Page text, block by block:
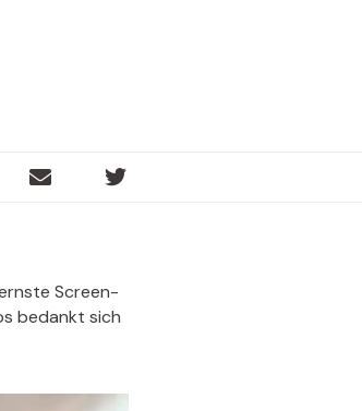
Screen-
bedankt sich